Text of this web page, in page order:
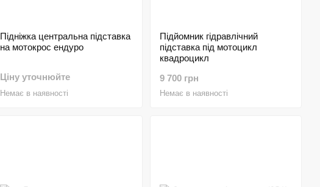
Підніжка центральна підставка
на мотокрос ендуро
Ціну уточнюйте
Немає в наявності
Підйомник гідравлічний
підставка під мотоцикл
квадроцикл
9 700 грн
Немає в наявності